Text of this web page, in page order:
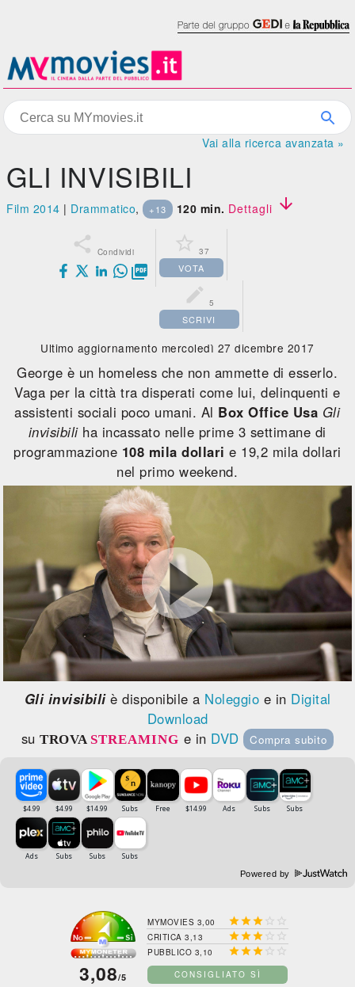
Vai alla ricerca avanzata »
GLI INVISIBILI
Film 2014 | Drammatico, +13 120 min. Dettagli 
 Condividi

 37
VOTA
 5
SCRIVI
Ultimo aggiornamento mercoledì 27 dicembre 2017
George è un homeless che non ammette di esserlo.
Vaga per la città tra disperati come lui, delinquenti e
assistenti sociali poco umani. Al Box Office Usa Gli
invisibiliha incassato nelle prime 3 settimane di
programmazione 108 mila dollari e 19,2 mila dollari
nel primo weekend.
Gli invisibiliè disponibile a Noleggio e in Digital
Download
suTROVA STREAMING e in DVD Compra subito
Powered by
3,08/5
MYMOVIES 3,00   
CRITICA 3,13   
PUBBLICO 3,10   
CONSIGLIATO SÌ